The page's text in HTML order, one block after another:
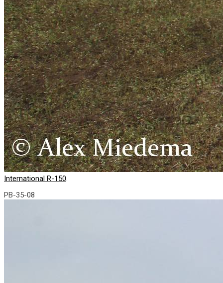
International R-150.
PB-35-08